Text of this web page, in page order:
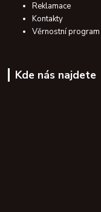
Reklamace
Kontakty
Věrnostní program
Kde nás najdete